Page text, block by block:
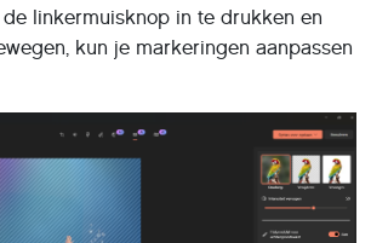
linkermuisknop in te drukken en
kun je markeringen aanpassen